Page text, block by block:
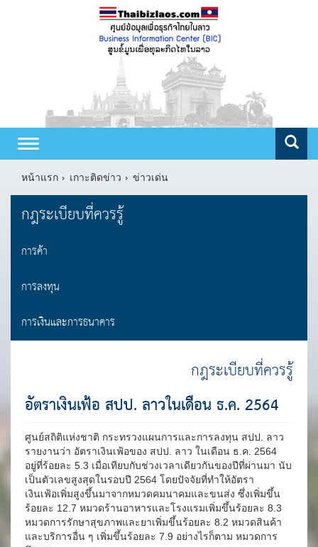
Toggle
navigation
หน้าแรก
เกาะติดข่าว ข่าวเด่น
กฎระเบียบที่ควรรู้
การค้า
การลงทุน
การเงินและการธนาคาร
กฎระเบียบที่ควรรู้
อัตราเงินเฟ้อ สปป. ลาวในเดือน ธ.ค. 2564
ศูนย์สถิติแห่งชาติ กระทรวงแผนการและการลงทุน สปป. ลาว
รายงานว่า อัตราเงินเฟ้อของ สปป. ลาว ในเดือน ธ.ค. 2564
อยู่ที่ร้อยละ 5.3 เมื่อเทียบกับช่วงเวลาเดียวกันของปีที่ผ่านมา นับ
เป็นตัวเลขสูงสุดในรอบปี 2564 โดยปัจจัยที่ทำให้อัตรา
เงินเฟ้อเพิ่มสูงขึ้นมาจากหมวดคมนาคมและขนส่ง ซึ่งเพิ่มขึ้น
ร้อยละ 12.7 หมวดร้านอาหารและโรงแรมเพิ่มขึ้นร้อยละ 8.3
หมวดการรักษาสุขภาพและยาเพิ่มขึ้นร้อยละ 8.2 หมวดสินค้า
และบริการอื่น ๆ เพิ่มขึ้นร้อยละ 7.9 อย่างไรก็ตาม หมวดการ